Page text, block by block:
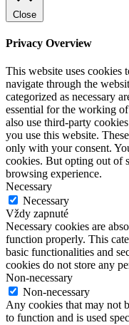
Close
Privacy Overview
This website uses cookies
navigate through the
categorized as necessary
essential for the working
also use third-party
you use this website.
only with your consent.
cookies. But opting out of
browsing experience.
Necessary
Necessary
Vždy zapnuté
Necessary cookies are
function properly. This
basic functionalities and
cookies do not store any
Non-necessary
Non-necessary
Any cookies that may not
to function and is used